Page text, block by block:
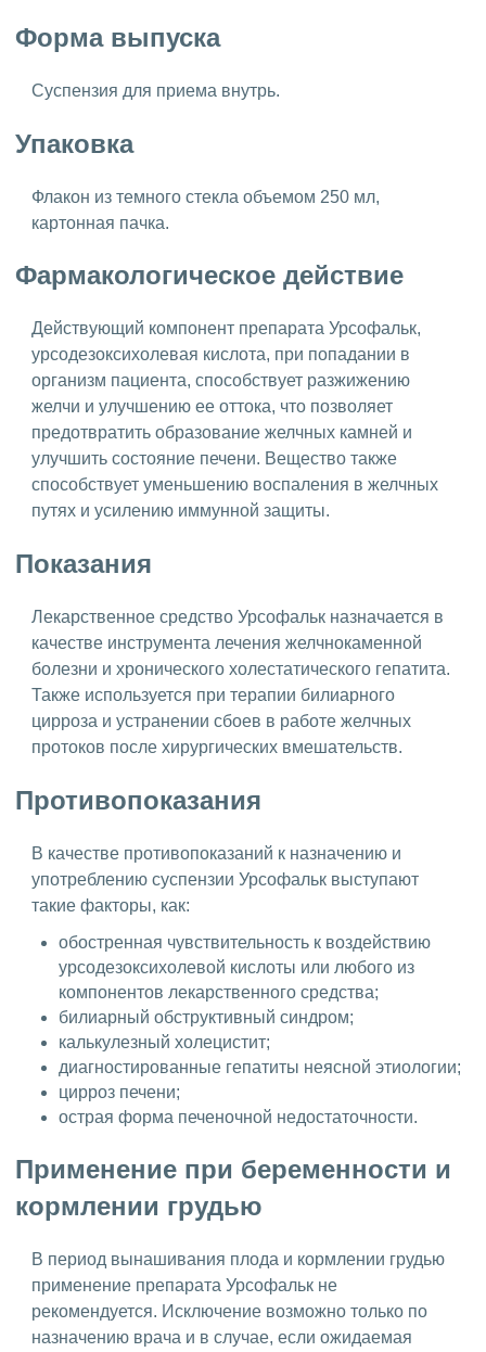
Форма выпуска
Суспензия для приема внутрь.
Упаковка
Флакон из темного стекла объемом 250 мл,
картонная пачка.
Фармакологическое действие
Действующий компонент препарата Урсофальк,
урсодезоксихолевая кислота, при попадании в
организм пациента, способствует разжижению
желчи и улучшению ее оттока, что позволяет
предотвратить образование желчных камней и
улучшить состояние печени. Вещество также
способствует уменьшению воспаления в желчных
путях и усилению иммунной защиты.
Показания
Лекарственное средство Урсофальк назначается в
качестве инструмента лечения желчнокаменной
болезни и хронического холестатического гепатита.
Также используется при терапии билиарного
цирроза и устранении сбоев в работе желчных
протоков после хирургических вмешательств.
Противопоказания
В качестве противопоказаний к назначению и
употреблению суспензии Урсофальк выступают
такие факторы, как:
обостренная чувствительность к воздействию
урсодезоксихолевой кислоты или любого из
компонентов лекарственного средства;
билиарный обструктивный синдром;
калькулезный холецистит;
диагностированные гепатиты неясной этиологии;
цирроз печени;
острая форма печеночной недостаточности.
Применение при беременности и
кормлении грудью
В период вынашивания плода и кормлении грудью
применение препарата Урсофальк не
рекомендуется. Исключение возможно только по
назначению врача и в случае, если ожидаемая